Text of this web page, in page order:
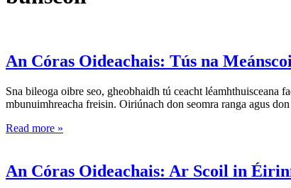
An Córas Oideachais: Tús na
Sna bileoga oibre seo, gheobhaidh tú ceacht léamhthuisceana
mbunuimhreacha freisin. Oiriúnach don seomra ranga agus
Read more »
An Córas Oideachais: Ar Scoil in